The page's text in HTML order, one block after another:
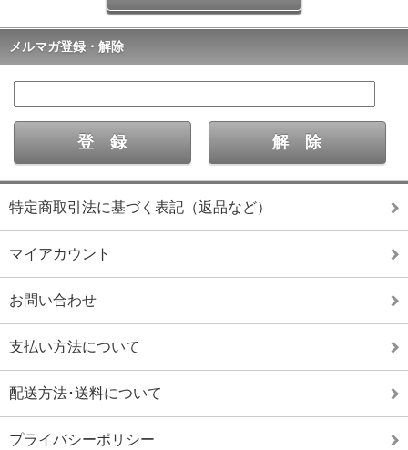
メルマガ登録・解除
特定商取引法に基づく表記（返品など）
マイアカウント
お問い合わせ
支払い方法について
配送方法･送料について
プライバシーポリシー